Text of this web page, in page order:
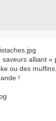
alliant «
ou des muffins,
!